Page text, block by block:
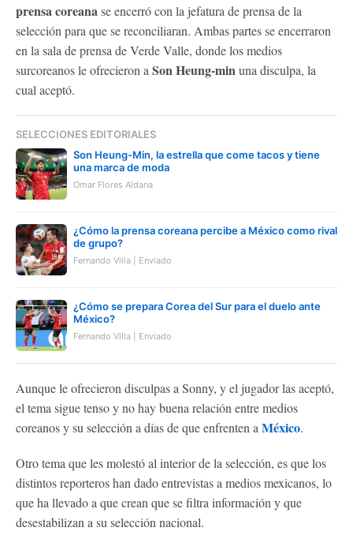
prensa coreanase encerró con la jefatura de prensa de la
selección para que se reconciliaran. Ambas partes se encerraron
en la sala de prensa de Verde Valle, donde los medios
surcoreanos le ofrecieron a Son Heung-minuna disculpa, la
cual aceptó.
SELECCIONES EDITORIALES
Son Heung-Min, la estrella que come tacos y tiene
una marca de moda
Omar Flores Aldana
¿Cómo la prensa coreana percibe a México como rival
de grupo?
Fernando Villa | Enviado
¿Cómo se prepara Corea del Sur para el duelo ante
México?
Fernando Villa | Enviado
Aunque le ofrecieron disculpas a Sonny, y el jugador las aceptó,
el tema sigue tenso y no hay buena relación entre medios
coreanos y su selección a días de que enfrenten a México.
Otro tema que les molestó al interior de la selección, es que los
distintos reporteros han dado entrevistas a medios mexicanos, lo
que ha llevado a que crean que se filtra información y que
desestabilizan a su selección nacional.